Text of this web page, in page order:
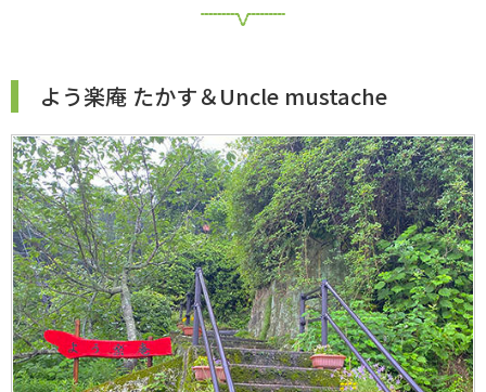
よう楽庵 たかす＆Uncle mustache